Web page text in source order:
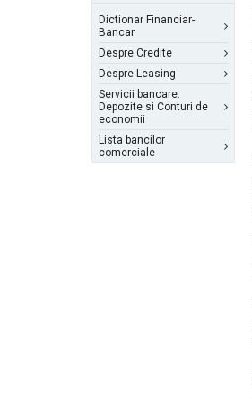
Dictionar Financiar-
Bancar
Despre Credite
Despre Leasing
Servicii bancare:
Depozite si Conturi de
economii
Lista bancilor
comerciale